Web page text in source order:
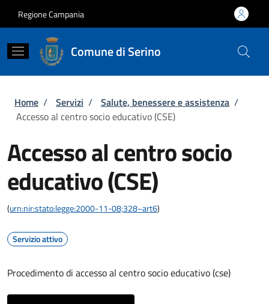
Regione Campania
Comune di Serino
Briciole di pane
Home / Servizi / Salute, benessere e assistenza /
Accesso al centro socio educativo (CSE)
Accesso al centro socio
educativo (CSE)
(urn:nir:stato:legge:2000-11-08;328~art6)
Servizio attivo
Procedimento di accesso al centro socio educativo (cse)